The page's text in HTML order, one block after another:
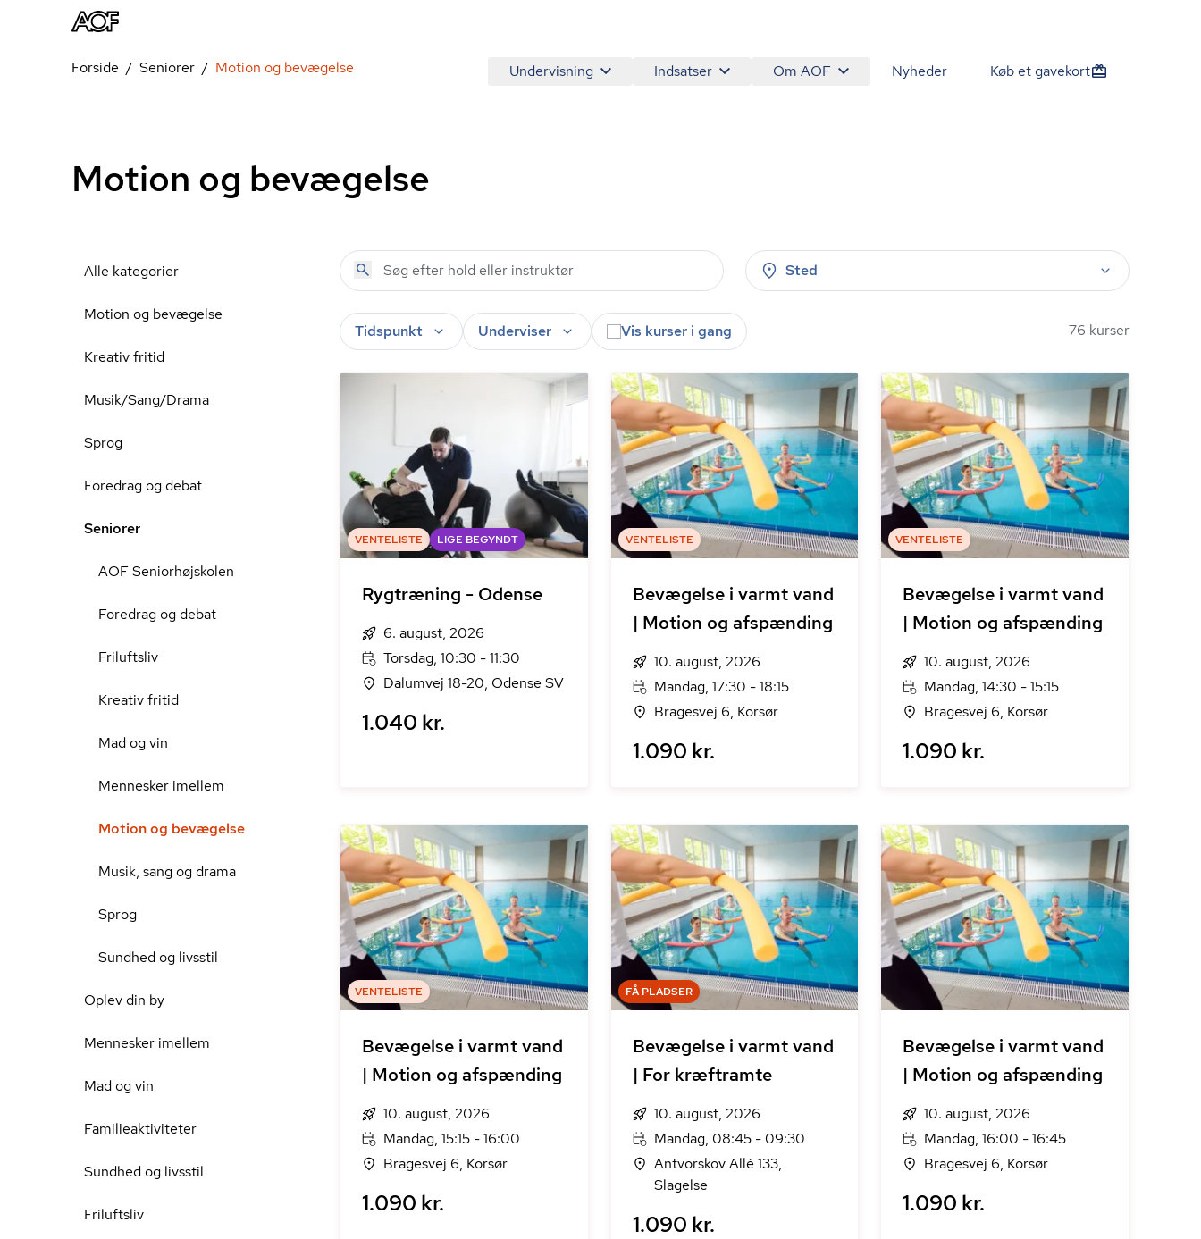
Undervisning Indsatser Om AOF Nyheder Køb et gavekort
Forside Seniorer Motion og bevægelse
Motion og bevægelse
Alle kategorier
Motion og bevægelse
Kreativ fritid
Musik/Sang/Drama
Sprog
Foredrag og debat
Seniorer
AOF Seniorhøjskolen
Foredrag og debat
Friluftsliv
Kreativ fritid
Mad og vin
Mennesker imellem
Motion og bevægelse
Musik, sang og drama
Sprog
Sundhed og livsstil
Oplev din by
Mennesker imellem
Mad og vin
Familieaktiviteter
Sundhed og livsstil
Friluftsliv
Sted
Tidspunkt Underviser Vis kurser i gang 76 kurser
VENTELISTE LIGE BEGYNDT
Rygtræning - Odense
6. august, 2026
Torsdag, 10:30 - 11:30
Dalumvej 18-20, Odense SV
1.040 kr.
VENTELISTE
Bevægelse i varmt vand
| Motion og afspænding
10. august, 2026
Mandag, 17:30 - 18:15
Bragesvej 6, Korsør
1.090 kr.
VENTELISTE
Bevægelse i varmt vand
| Motion og afspænding
10. august, 2026
Mandag, 14:30 - 15:15
Bragesvej 6, Korsør
1.090 kr.
VENTELISTE
Bevægelse i varmt vand
| Motion og afspænding
10. august, 2026
Mandag, 15:15 - 16:00
Bragesvej 6, Korsør
1.090 kr.
FÅ PLADSER
Bevægelse i varmt vand
| For kræftramte
10. august, 2026
Mandag, 08:45 - 09:30
Antvorskov Allé 133,
Slagelse
1.090 kr.
Bevægelse i varmt vand
| Motion og afspænding
10. august, 2026
Mandag, 16:00 - 16:45
Bragesvej 6, Korsør
1.090 kr.